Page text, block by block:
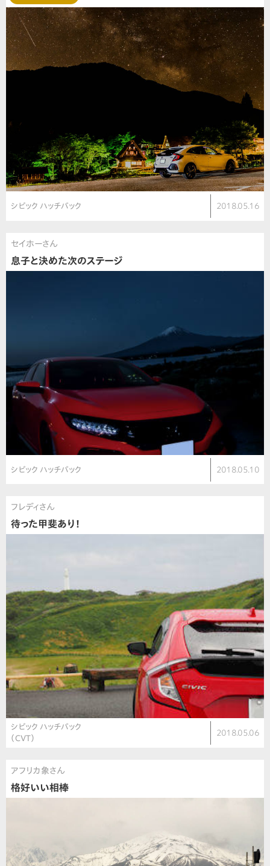
シビック ハッチバック 2018.05.16
セイホーさん
息子と決めた次のステージ
シビック ハッチバック 2018.05.10
フレディさん
待った甲斐あり！
シビック ハッチバック
（CVT）
2018.05.06
アフリカ象さん
格好いい相棒